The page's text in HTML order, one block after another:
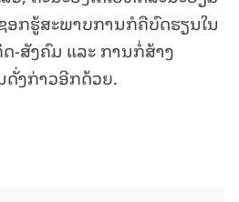
ອກຮູ້ສະພາບການກໍຄືບົດຮຽນໃນ
-ສັງຄົມ ແລະ ການກໍ່ສ້າງ
ງກ່າວອີກດ້ວຍ.